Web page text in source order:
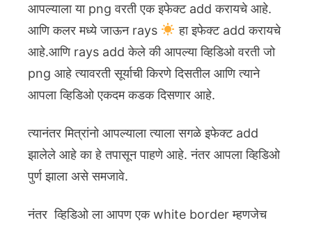
आपल्याला या png वरती एक इफेक्ट add करायचे आहे.
आणि कलर मध्ये जाऊन rays
हा इफेक्ट add करायचे
आहे.आणि rays add केले की आपल्या व्हिडिओ वरती जो
png आहे त्यावरती सूर्याची किरणे दिसतील आणि त्याने
आपला व्हिडिओ एकदम कडक दिसणार आहे.
त्यानंतर मित्रांनो आपल्याला त्याला सगळे इफेक्ट add
झालेले आहे का हे तपासून पाहणे आहे. नंतर आपला व्हिडिओ
पुर्ण झाला असे समजावे.
नंतर व्हिडिओ ला आपण एक white border म्हणजेच